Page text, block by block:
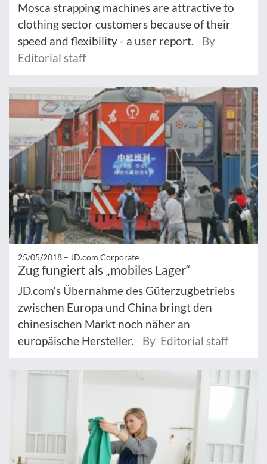
Mosca strapping machines are attractive to
clothing sector customers because of their
speed and flexibility - a user report.
By
Editorial staff
25/05/2018 – JD.com Corporate
Zug fungiert als „mobiles Lager“
JD.com‘s Übernahme des Güterzugbetriebs
zwischen Europa und China bringt den
chinesischen Markt noch näher an
europäische Hersteller.
By Editorial staff